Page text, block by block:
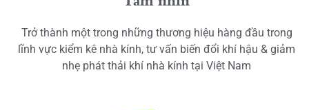
Trở thành một trong những thương hiệu hàng đầu trong
lĩnh vực kiểm kê nhà kính, tư vấn biến đổi khí hậu & giảm
nhẹ phát thải khí nhà kính tại Việt Nam